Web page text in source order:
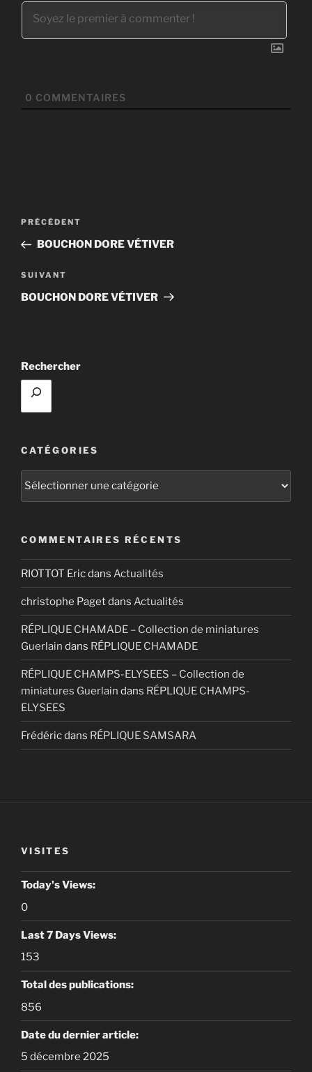
0 COMMENTAIRES
Navigation
l’article
Article
précédent
PRÉCÉDENT
BOUCHON DORE VÉTIVER
Article
suivant
SUIVANT
BOUCHON DORE VÉTIVER
Rechercher
CATÉGORIES
COMMENTAIRES RÉCENTS
RIOTTOT Ericdans Actualités
christophe Pagetdans Actualités
RÉPLIQUE CHAMADE – Collection de miniatures
Guerlain dans RÉPLIQUE CHAMADE
RÉPLIQUE CHAMPS-ELYSEES – Collection de
miniatures Guerlain dans RÉPLIQUE CHAMPS-
ELYSEES
Frédéricdans RÉPLIQUE SAMSARA
VISITES
Today's Views:
0
Last 7 Days Views:
153
Total des publications:
856
Date du dernier article:
5 décembre 2025